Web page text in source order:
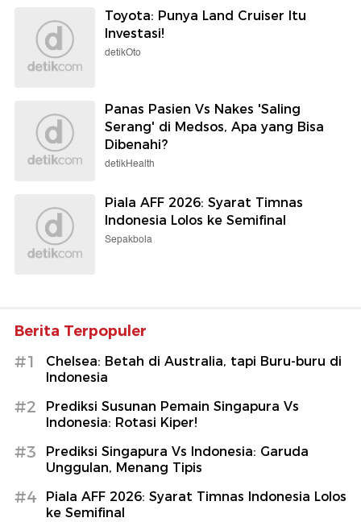
Toyota: Punya Land Cruiser Itu
Investasi!
detikOto
Panas Pasien Vs Nakes 'Saling
Serang' di Medsos, Apa yang Bisa
Dibenahi?
detikHealth
Piala AFF 2026: Syarat Timnas
Indonesia Lolos ke Semifinal
Sepakbola
Berita Terpopuler
#1
Chelsea: Betah di Australia, tapi Buru-buru di
Indonesia
#2
Prediksi Susunan Pemain Singapura Vs
Indonesia: Rotasi Kiper!
#3
Prediksi Singapura Vs Indonesia: Garuda
Unggulan, Menang Tipis
#4
Piala AFF 2026: Syarat Timnas Indonesia Lolos
ke Semifinal